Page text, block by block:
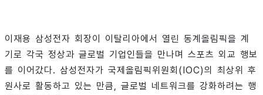
이재용 삼성전자 회장이 이탈리아에서 열린 동계올림픽을 계
기로 각국 정상과 글로벌 기업인들을 만나며 스포츠 외교 행보
를 이어갔다. 삼성전자가 국제올림픽위원회(IOC)의 최상위 후
원사로 활동하고 있는 만큼, 글로벌 네트워크를 강화하려는 행